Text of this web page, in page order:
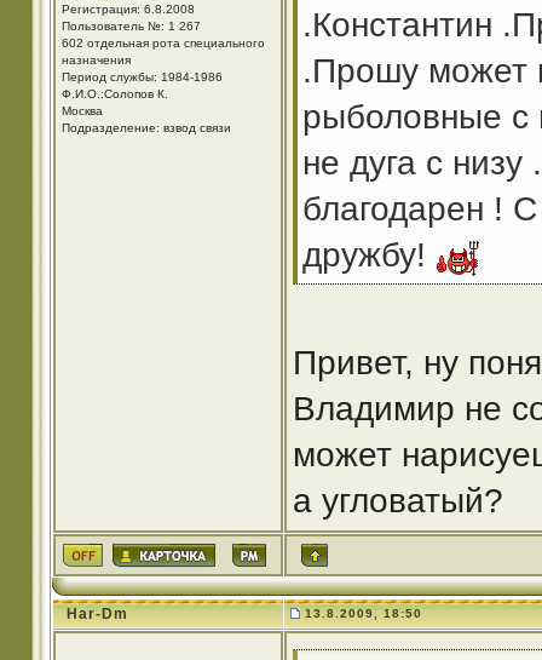
Регистрация: 6.8.2008
Пользователь №: 1 267
602 отдельная рота специального
назначения
Период службы: 1984-1986
Ф.И.О.:Солопов К.
Москва
Подразделение: взвод связи
.Константин
.Прошу может
рыболовные с
не дуга с
благодарен !
дружбу!
Привет, ну
Владимир не
может
а угловатый?
Har-Dm 13.8.2009, 18:50